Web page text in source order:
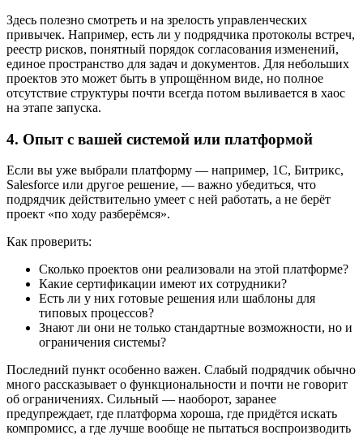
Здесь полезно смотреть и на зрелость управленческих
привычек. Например, есть ли у подрядчика протоколы встреч,
реестр рисков, понятный порядок согласования изменений,
единое пространство для задач и документов. Для небольших
проектов это может быть в упрощённом виде, но полное
отсутствие структуры почти всегда потом выливается в хаос
на этапе запуска.
4. Опыт с вашей системой или платформой
Если вы уже выбрали платформу — например, 1С, Битрикс,
Salesforce или другое решение, — важно убедиться, что
подрядчик действительно умеет с ней работать, а не берёт
проект «по ходу разберёмся».
Как проверить:
Сколько проектов они реализовали на этой платформе?
Какие сертификации имеют их сотрудники?
Есть ли у них готовые решения или шаблоны для
типовых процессов?
Знают ли они не только стандартные возможности, но и
ограничения системы?
Последний пункт особенно важен. Слабый подрядчик обычно
много рассказывает о функциональности и почти не говорит
об ограничениях. Сильный — наоборот, заранее
предупреждает, где платформа хороша, где придётся искать
компромисс, а где лучше вообще не пытаться воспроизводить